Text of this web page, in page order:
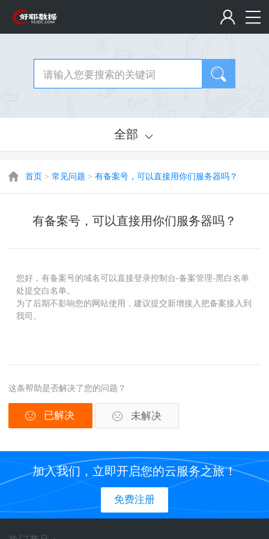
全部
首页 > 常见问题 > 有备案号，可以直接用你们服务器吗？
有备案号，可以直接用你们服务器吗？
您好，有备案号的域名可以直接登录控制台-备案管理-黑白名单
处提交白名单。
为了后期不影响您的网站使用，建议提交新增接入把备案接入到
我司。
这条帮助是否解决了您的问题？
已解决 未解决
加入我们，立即开启您的云服务之旅！
免费注册